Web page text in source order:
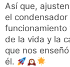
Así que,
el
funcionamiento
de la vida y la
que nos
él.